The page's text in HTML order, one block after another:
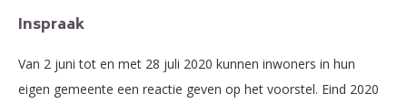
Inspraak
Van 2 juni tot en met 28 juli 2020 kunnen inwoners in hun
eigen gemeente een reactie geven op het voorstel. Eind 2020